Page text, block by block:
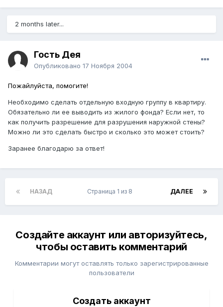
2 months later...
Гость Дея
Опубликовано 17 Ноября 2004
Пожайлуйста, помогите!
Необходимо сделать отдельную входную группу в квартиру.
Обязательно ли ее выводить из жилого фонда? Если нет, то
как получить разрешение для разрушения наружной стены?
Можно ли это сделать быстро и сколько это может стоить?
Заранее благодарю за ответ!
НАЗАД ДАЛЕЕ
Страница 1 из 8
Создайте аккаунт или авторизуйтесь,
чтобы оставить комментарий
Комментарии могут оставлять только зарегистрированные
пользователи
Создать аккаунт